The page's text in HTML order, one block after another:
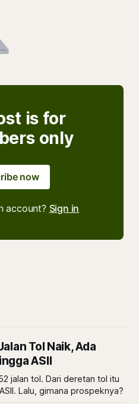
is for
only
now
account? Sign in
Tol Naik, Ada
ASII
jalan tol. Dari deretan tol itu
Lalu, gimana prospeknya?